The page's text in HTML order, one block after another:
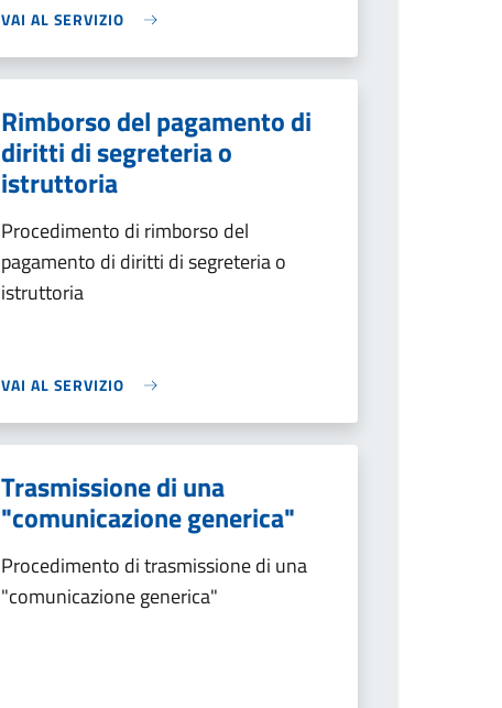
VAI AL SERVIZIO
Rimborso del pagamento di
diritti di segreteria o
istruttoria
Procedimento di rimborso del
pagamento di diritti di segreteria o
istruttoria
VAI AL SERVIZIO
Trasmissione di una
"comunicazione generica"
Procedimento di trasmissione di una
"comunicazione generica"